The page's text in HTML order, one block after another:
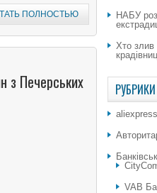
ПОЛНОСТЬЮ
з Печерських
НАБУ
Хто злив
РУБРИКИ
VAB